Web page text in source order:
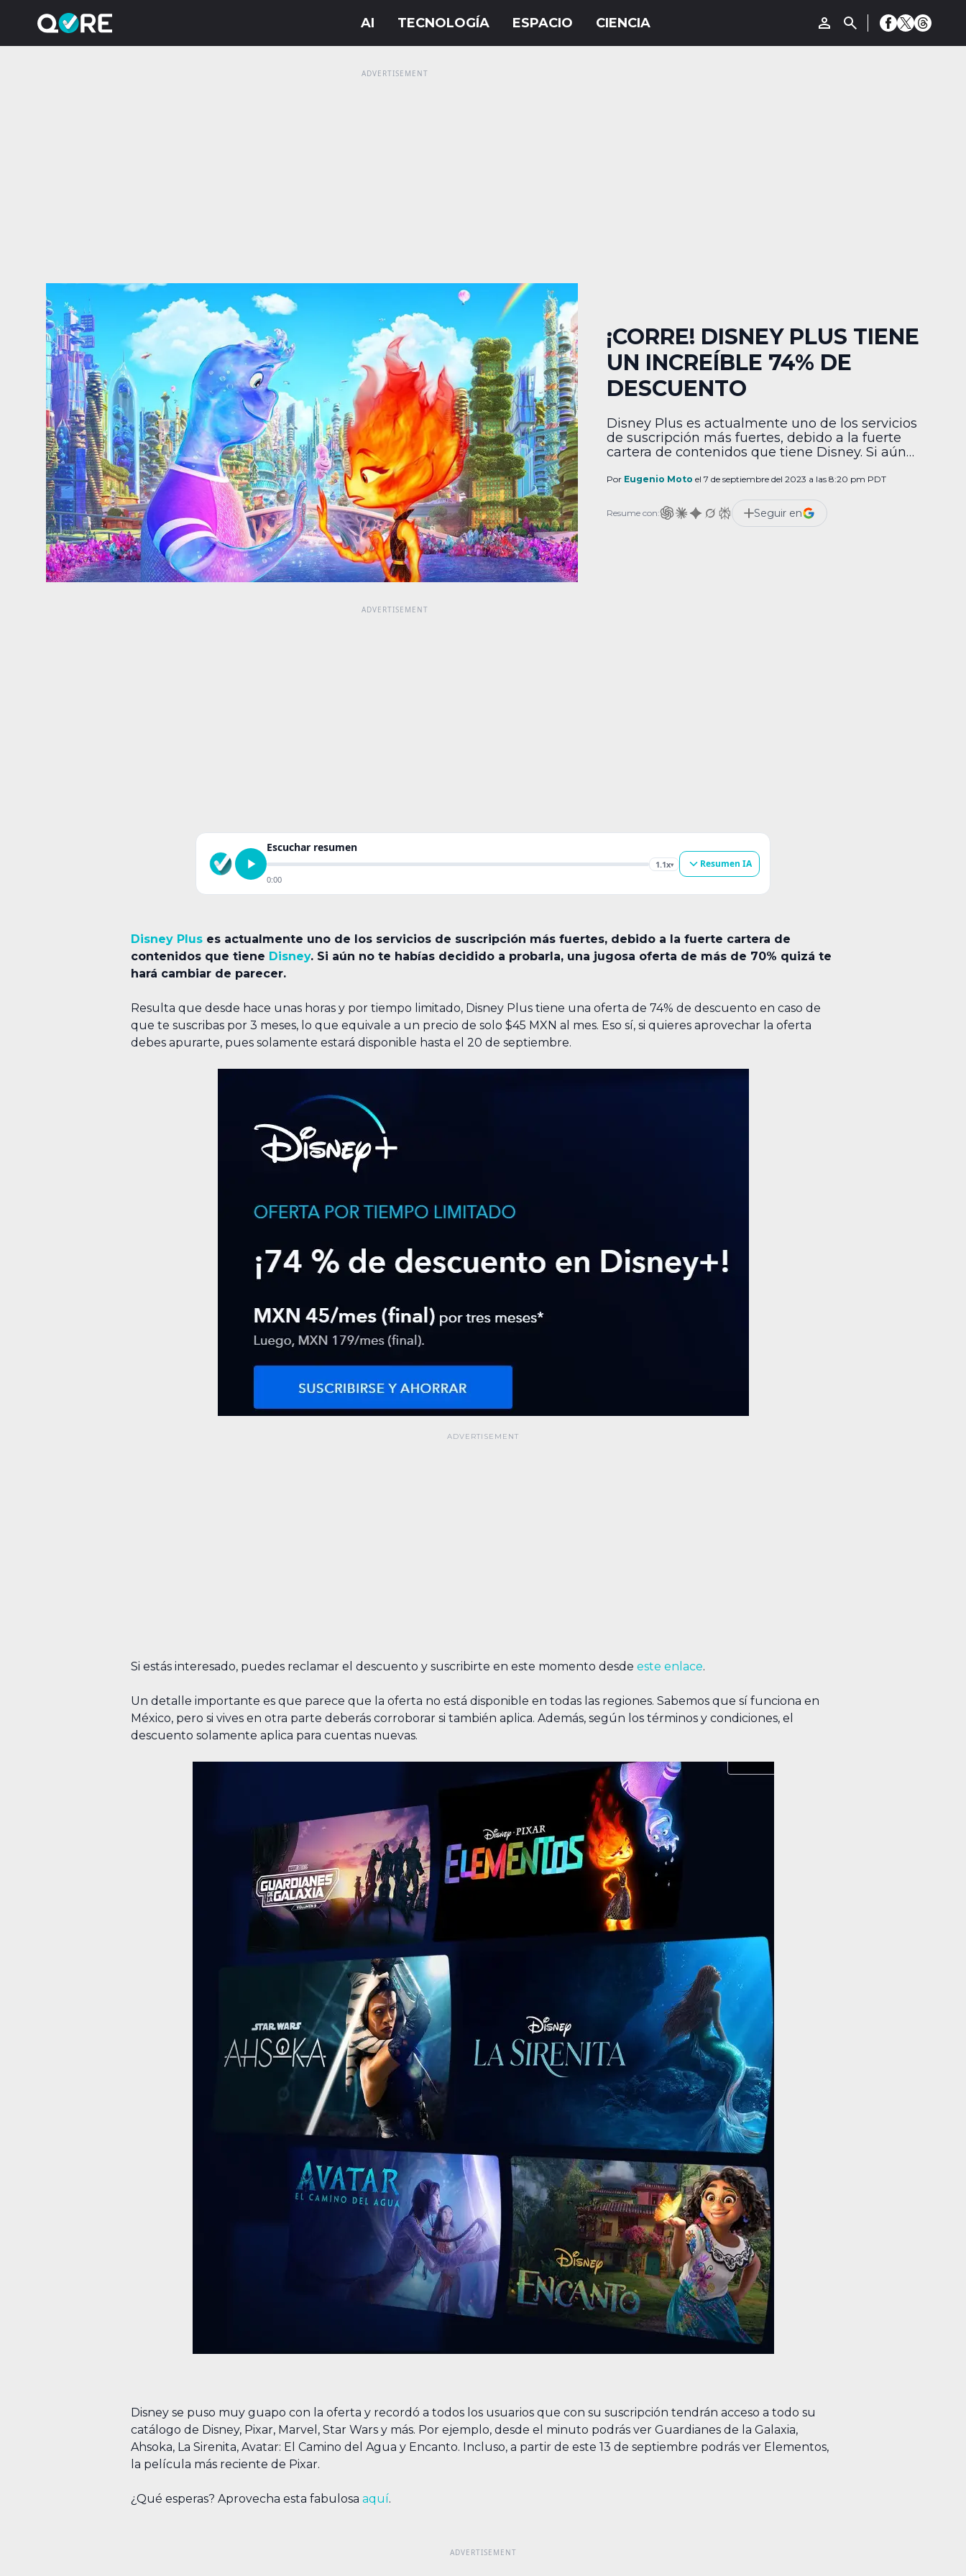
¡CORRE! DISNEY PLUS TIENE
UN INCREÍBLE 74% DE
DESCUENTO
Disney Plus es actualmente uno de los servicios
de suscripción más fuertes, debido a la fuerte
cartera de contenidos que tiene Disney. Si aún
oferta de más de 70% quizá te hará cambiar de
por tiempo limitado, Disney Plus […]
Por Eugenio Moto el 7 de septiembre del 2023 a las 8:20 pm PDT
Resume con: Seguir en
Escuchar resumen
1.1x▾
0:00
Resumen IA
Disney Plus es actualmente uno de los servicios de suscripción más fuertes, debido a la fuerte cartera de
contenidos que tiene Disney. Si aún no te habías decidido a probarla, una jugosa oferta de más de 70% quizá te
hará cambiar de parecer.
Resulta que desde hace unas horas y por tiempo limitado, Disney Plus tiene una oferta de 74% de descuento en caso de
que te suscribas por 3 meses, lo que equivale a un precio de solo $45 MXN al mes. Eso sí, si quieres aprovechar la oferta
debes apurarte, pues solamente estará disponible hasta el 20 de septiembre.
Si estás interesado, puedes reclamar el descuento y suscribirte en este momento desde este enlace.
Un detalle importante es que parece que la oferta no está disponible en todas las regiones. Sabemos que sí funciona en
México, pero si vives en otra parte deberás corroborar si también aplica. Además, según los términos y condiciones, el
descuento solamente aplica para cuentas nuevas.
Disney se puso muy guapo con la oferta y recordó a todos los usuarios que con su suscripción tendrán acceso a todo su
catálogo de Disney, Pixar, Marvel, Star Wars y más. Por ejemplo, desde el minuto podrás ver Guardianes de la Galaxia,
Ahsoka, La Sirenita, Avatar: El Camino del Agua y Encanto. Incluso, a partir de este 13 de septiembre podrás ver Elementos,
la película más reciente de Pixar.
¿Qué esperas? Aprovecha esta fabulosa aquí.